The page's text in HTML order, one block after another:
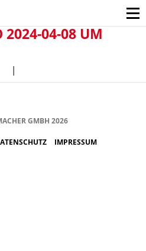
2024-04-08 UM
|
GMBH 2026
IMPRESSUM